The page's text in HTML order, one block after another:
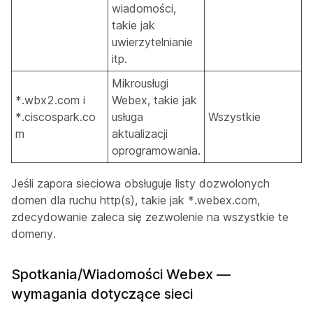
wiadomości,
takie jak
uwierzytelnianie
itp.
*.wbx2.com i
*.ciscospark.co
m
Mikrousługi
Webex, takie jak
usługa
aktualizacji
oprogramowania.
Wszystkie
Jeśli zapora sieciowa obsługuje listy dozwolonych
domen dla ruchu http(s), takie jak *.webex.com,
zdecydowanie zaleca się zezwolenie na wszystkie te
domeny.
Spotkania/Wiadomości Webex —
wymagania dotyczące sieci